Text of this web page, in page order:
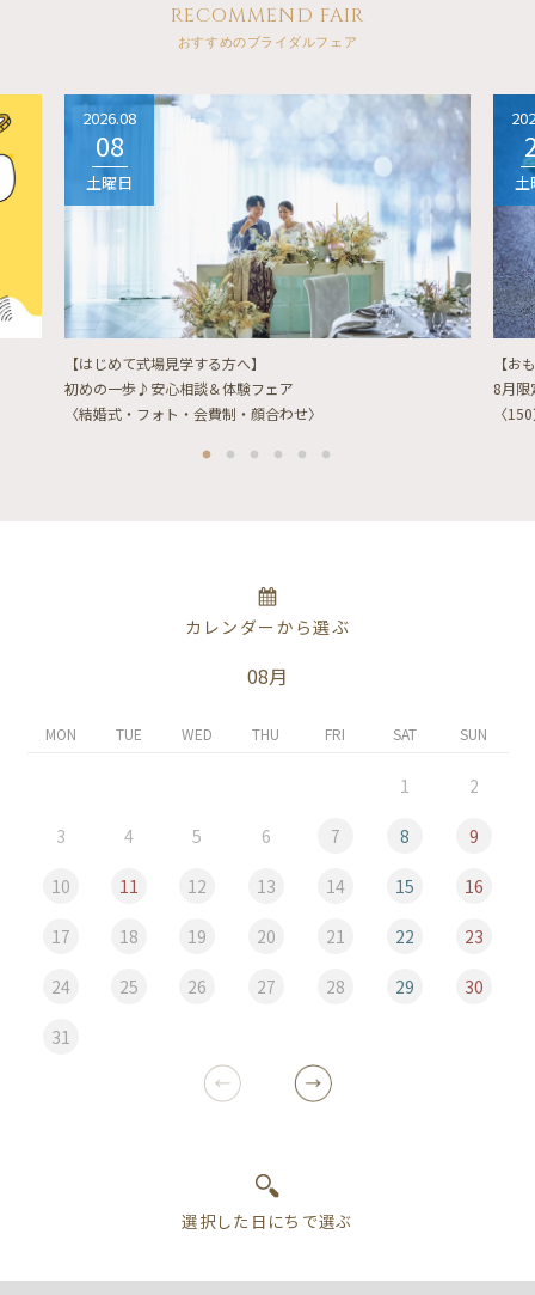
RECOMMEND FAIR
おすすめのブライダルフェア
2026.08
08
土曜日
【はじめて式場見学する方へ】
初めの一歩♪安心相談＆体験フェア
〈結婚式・フォト・会費制・顔合わせ〉
土
【お
8月限
〈
カレンダーから選ぶ
08月
MON TUE WED THU FRI SAT SUN
1 2
3 4 5 6 7 8 9
10 11 12 13 14 15 16
17 18 19 20 21 22 23
24 25 26 27 28 29 30
31